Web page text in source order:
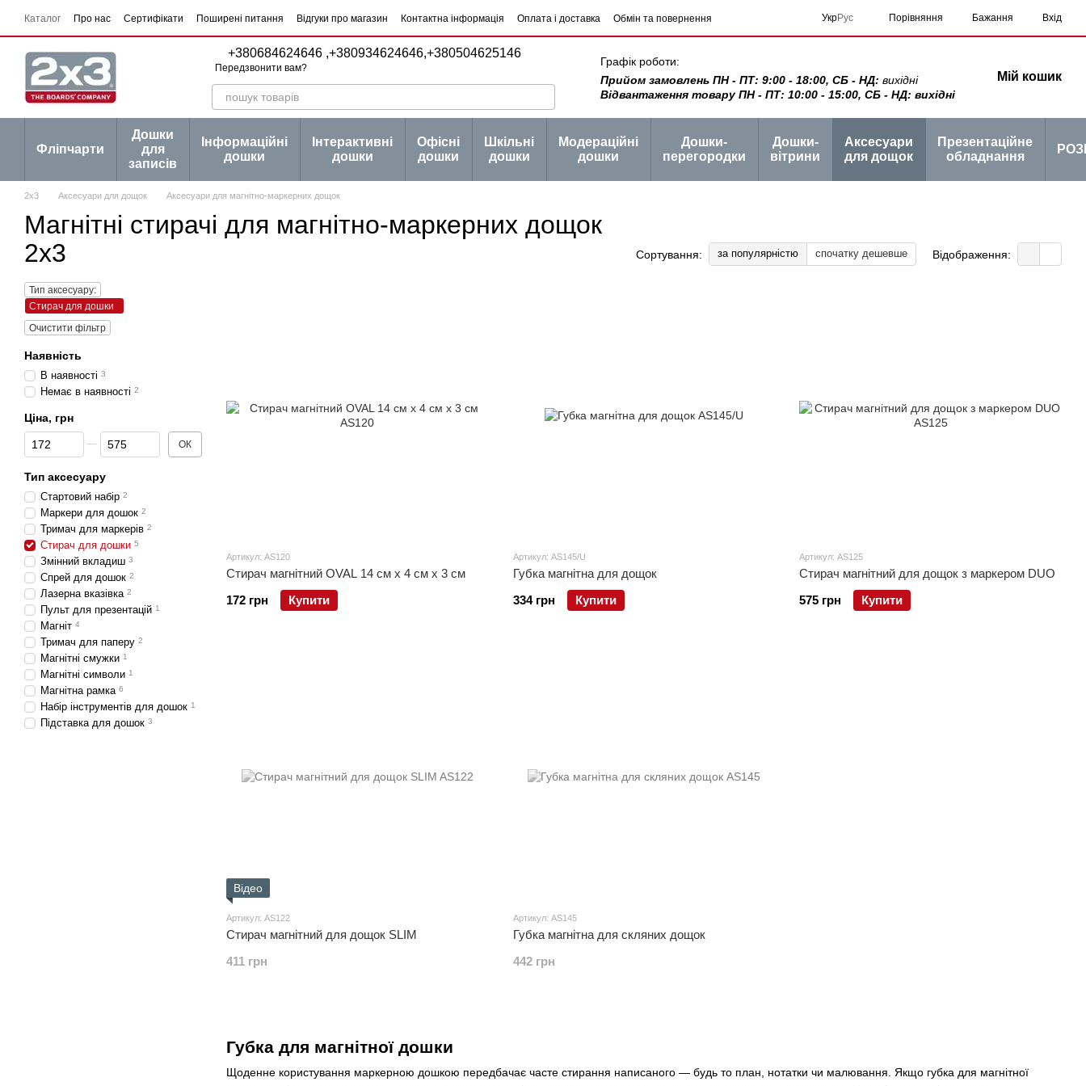
Перейти до основного контенту
Каталог Про нас Сертифікати Поширені питання Відгуки про магазин Контактна інформація Оплата і доставка
Обмін та повернення
Угода користувача
Договір публічної оферти Серії товарів Блог
УкрРус Порівняння Бажання Вхід
+380684624646 ,+380934624646,+380504625146
Передзвонити вам?
Графік роботи:
Прийом замовлень ПН - ПТ: 9:00 - 18:00, СБ - НД: вихідні
Відвантаження товару ПН - ПТ: 10:00 - 15:00, СБ - НД: вихідні
Мій кошик
Фліпчарти
Дошки
для
записів
Інформаційні
дошки
Інтерактивні
дошки
Офісні
дошки
Шкільні
дошки
Модераційні
дошки
Дошки-
перегородки
Дошки-
вітрини
Аксесуари
для дощок
Презентаційне
обладнання
2х3 Аксесуари для дощок Аксесуари для магнітно-маркерних дощок
Магнітні стирачі для магнітно-маркерних дощок
2х3
Сортування: за популярністю спочатку дешевше Відображення:
Губка для магнітної дошки
Щоденне користування маркерною дошкою передбачає часте стирання написаного — будь то план, нотатки чи малювання. Якщо губка для магнітної
Артикул: AS120
Стирач магнітний OVAL 14 см x 4 см x 3 см
172 грн
Купити
Артикул: AS145/U
Губка магнітна для дощок
334 грн
Купити
Артикул: AS125
Стирач магнітний для дощок з маркером DUO
575 грн
Купити
Відео
Артикул: AS122
Стирач магнітний для дощок SLIM
411 грн
Артикул: AS145
Губка магнітна для скляних дощок
442 грн
Тип аксесуару:
Стирач для дошки
Очистити фільтр
Наявність
В наявності 3
Немає в наявності 2
Ціна, грн
Від Ціна, грн
До Ціна, грн ОК
Тип аксесуару
Стартовий набір 2
Маркери для дошок 2
Тримач для маркерів 2
Стирач для дошки 5
Змінний вкладиш 3
Спрей для дошок 2
Лазерна вказівка 2
Пульт для презентацій 1
Магніт 4
Тримач для паперу 2
Магнітні смужки 1
Магнітні символи 1
Магнітна рамка 6
Набір інструментів для дошок 1
Підставка для дошок 3